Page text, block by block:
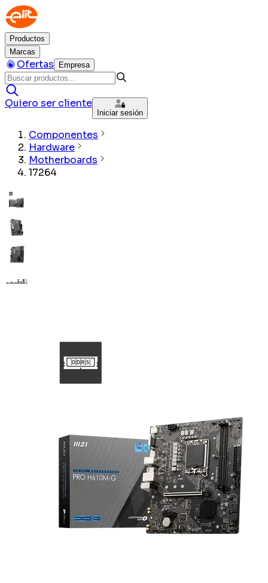
Productos
Marcas
Ofertas Empresa
Quiero ser cliente
Iniciar sesión
Componentes
Hardware
Motherboards
17264